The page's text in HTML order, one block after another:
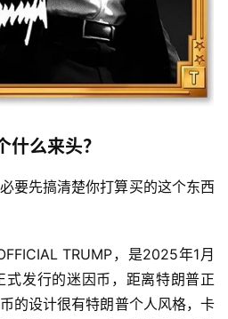
什么来头？
要先搞清楚你打算买的这个东西
TRUMP，是2025年1月
式发行的迷因币，距离特朗普正
的设计很有特朗普个人风格，卡